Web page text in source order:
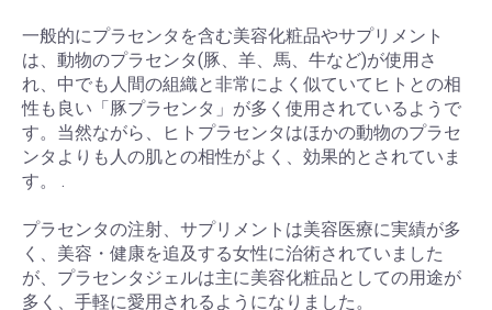
一般的にプラセンタを含む美容化粧品やサプリメント
は、動物のプラセンタ(豚、羊、馬、牛など)が使用さ
れ、中でも人間の組織と非常によく似ていてヒトとの相
性も良い「豚プラセンタ」が多く使用されているようで
す。当然ながら、ヒトプラセンタはほかの動物のプラセ
ンタよりも人の肌との相性がよく、効果的とされていま
す。 .
プラセンタの注射、サプリメントは美容医療に実績が多
く、美容・健康を追及する女性に治術されていました
が、プラセンタジェルは主に美容化粧品としての用途が
多く、手軽に愛用されるようになりました。